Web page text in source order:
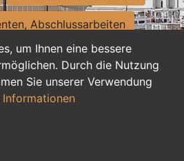
um Ihnen eine bessere
Durch die Nutzung
Sie unserer Verwendung
Informationen
Abschlussarbeiten
Sekretariat
Nebenjobs
duale Ausbildung